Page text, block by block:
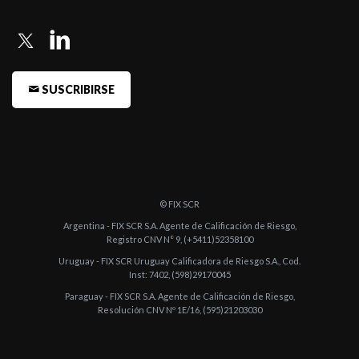
-FIX subió a AA(arg) la calificación de Emisor de Largo Plazo de
-FIX confirmó en AA(arg) Perspectiva Estable, la calificación de
emisor de l ...
SUSCRIBIRSE
© FIX SCR
Argentina - FIX SCR S.A. Agente de Calificación de Riesgo,
Registro CNV N° 9, (+5411)52358100
Uruguay - FIX SCR Uruguay Calificadora de Riesgo S.A., Cod.
Inst: 7402, (598)29170045
Paraguay - FIX SCR S.A. Agente de Calificación de Riesgo,
Resolución CNV Nº 1E/16, (595)21203030